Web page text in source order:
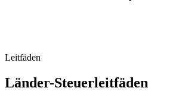
Leitfäden
Länder-Steuerleitfäden